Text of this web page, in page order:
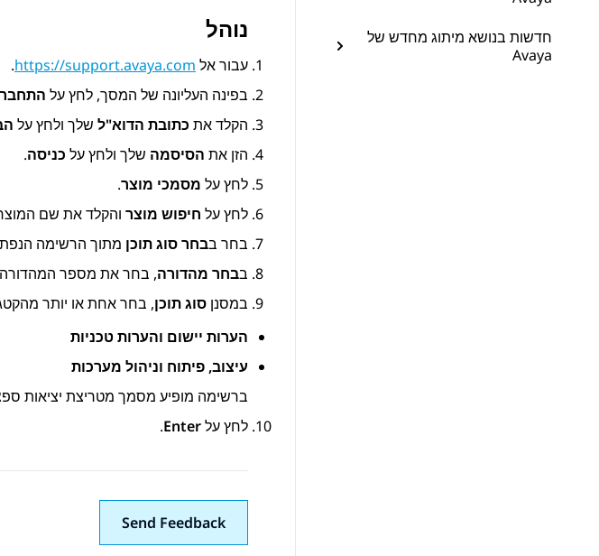
חדשות בנושא מיתוג מחדש של
Avaya
נוהל
עבור אל https://support.avaya.com
.
בפינה העליונה של המסך, לחץ על
הקלד את כתובת הדוא"ל שלך ולחץ על
הזן את הסיסמה שלך ולחץ על כניסה.
לחץ על מסמכי מוצר.
לחץ על חיפוש מוצר והקלד את שם
בחר בבחר סוג תוכן מתוך הרשימה
בבחר מהדורה, בחר את מספר
במסנן סוג תוכן, בחר אחת או יותר
הערות יישום והערות טכניות
עיצוב, פיתוח וניהול מערכות
ברשימה מופיע מסמך מטריצת יציאות
לחץ עלEnter
.
Send Feedback